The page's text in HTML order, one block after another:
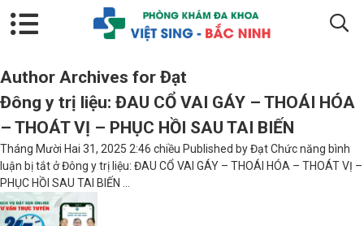
Author Archives for Đạt
Đông y trị liệu: ĐAU CỔ VAI GÁY – THOÁI HÓA
– THOÁT VỊ – PHỤC HỒI SAU TAI BIẾN
Tháng Mười Hai 31, 2025 2:46 chiều Published byĐạtChức năng bình
luận bị tắtở Đông y trị liệu: ĐAU CỔ VAI GÁY – THOÁI HÓA – THOÁT VỊ –
PHỤC HỒI SAU TAI BIẾN